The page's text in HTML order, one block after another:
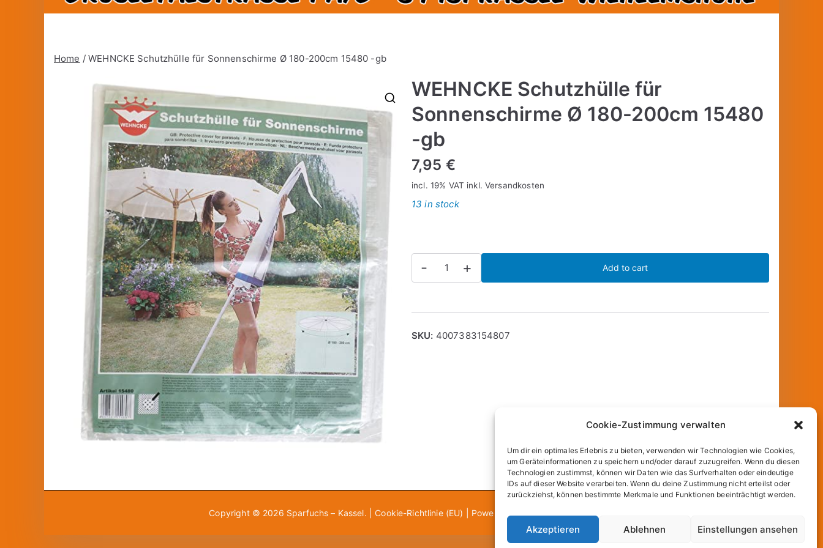
Cookie-Zustimmung verwalten
Um dir ein optimales Erlebnis zu bieten, verwenden wir Technologien wie Cookies,
um Geräteinformationen zu speichern und/oder darauf zuzugreifen. Wenn du diesen
Technologien zustimmst, können wir Daten wie das Surfverhalten oder eindeutige
IDs auf dieser Website verarbeiten. Wenn du deine Zustimmung nicht erteilst oder
zurückziehst, können bestimmte Merkmale und Funktionen beeinträchtigt werden.
Akzeptieren Ablehnen Einstellungen ansehen
Home / WEHNCKE Schutzhülle für Sonnenschirme Ø 180-200cm 15480 -gb
🔍
WEHNCKE Schutzhülle für
Sonnenschirme Ø 180-200cm 15480
-gb
7,95 €
incl. 19% VAT inkl.Versandkosten
13 in stock
-
Sonnenschirme
180-
+ Add to cart
SKU: 4007383154807
Copyright © 2026 Sparfuchs – Kassel. |Cookie-Richtlinie (EU) | Powered byZakraundWordPress